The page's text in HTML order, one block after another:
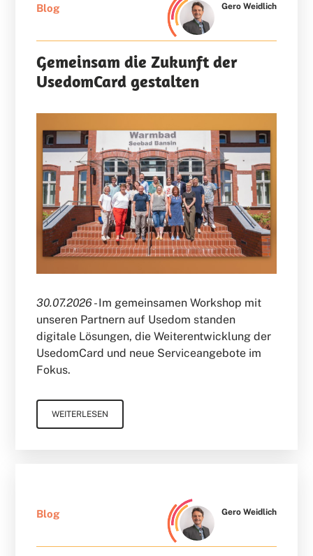
Blog Gero Weidlich
Gemeinsam die Zukunft der
UsedomCard gestalten
30.07.2026 -Im gemeinsamen Workshop mit
unseren Partnern auf Usedom standen
digitale Lösungen, die Weiterentwicklung der
UsedomCard und neue Serviceangebote im
Fokus.
WEITERLESEN
Blog Gero Weidlich